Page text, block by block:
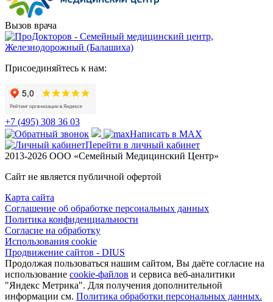
Вызов врача
Присоединяйтесь к нам:
+7 (495) 308 36 03
Написать в MAX
Перейти в личный кабинет
2013-2026 ООО «Семейный Медицинский Центр»
Сайт не является публичной офертой
Карта сайта
Соглашение об обработке персональных данных
Политика конфиденциальности
Согласие на обработку
Использования cookie
Продвижение сайтов - DIUS
Продолжая пользоваться нашим сайтом, Вы даёте согласие на
использование cookie-файлов и сервиса веб-аналитики
"Яндекс Метрика". Для получения дополнительной
информации см. Политика обработки персональных данных.